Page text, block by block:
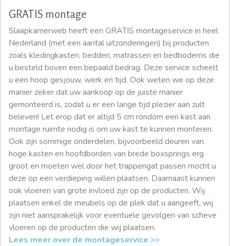
GRATIS montage
Slaapkamerweb heeft een GRATIS montageservice in heel
Nederland (met een aantal uitzonderingen) bij producten
zoals kledingkasten, bedden, matrassen en bedbodems die
u besteld boven een bepaald bedrag. Deze service scheelt
u een hoop gesjouw, werk en tijd. Ook weten we op deze
manier zeker dat uw aankoop op de juiste manier
gemonteerd is, zodat u er een lange tijd plezier aan zult
beleven! Let erop dat er altijd 5 cm rondom een kast aan
montage ruimte nodig is om uw kast te kunnen monteren.
Ook zijn sommige onderdelen, bijvoorbeeld deuren van
hoge kasten en hoofdborden van brede boxsprings erg
groot en moeten wel door het trappengat passen mocht u
deze op een verdieping willen plaatsen. Daarnaast kunnen
ook vloeren van grote invloed zijn op de producten. Wij
plaatsen enkel de meubels op de plek dat u aangeeft, wij
zijn niet aansprakelijk voor eventuele gevolgen van scheve
vloeren op de producten die wij plaatsen.
Lees meer over de montageservice >>